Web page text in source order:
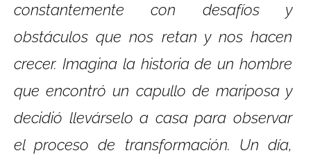
constantemente con desafíos y
obstáculos que nos retan y nos hacen
crecer. Imagina la historia de un hombre
que encontró un capullo de mariposa y
decidió llevárselo a casa para observar
el proceso de transformación. Un día,